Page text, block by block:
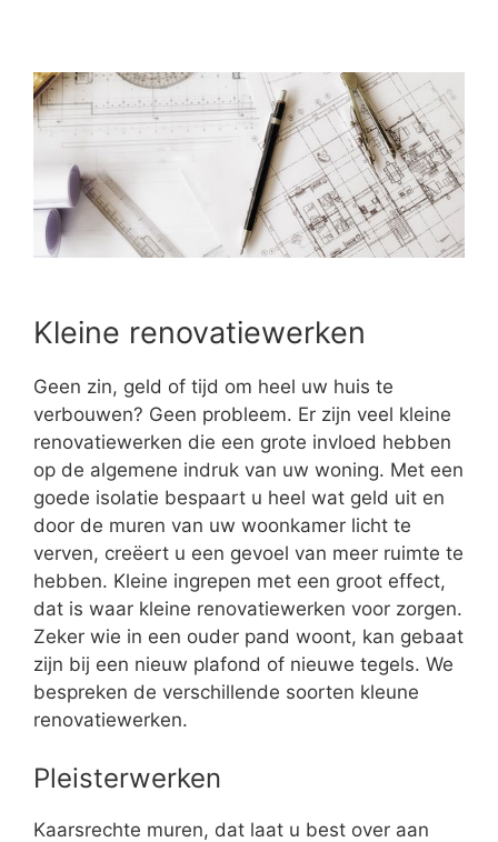
Kleine renovatiewerken
Geen zin, geld of tijd om heel uw huis te
verbouwen? Geen probleem. Er zijn veel kleine
renovatiewerken die een grote invloed hebben
op de algemene indruk van uw woning. Met een
goede isolatie bespaart u heel wat geld uit en
door de muren van uw woonkamer licht te
verven, creëert u een gevoel van meer ruimte te
hebben. Kleine ingrepen met een groot effect,
dat is waar kleine renovatiewerken voor zorgen.
Zeker wie in een ouder pand woont, kan gebaat
zijn bij een nieuw plafond of nieuwe tegels. We
bespreken de verschillende soorten kleune
renovatiewerken.
Pleisterwerken
Kaarsrechte muren, dat laat u best over aan